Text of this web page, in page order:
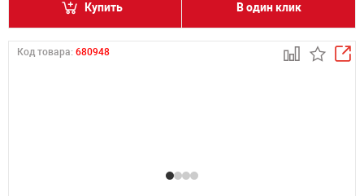
Купить В один клик
Код товара: 680948